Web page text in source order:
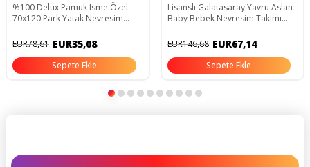
%100 Delux Pamuk Isme Özel
70x120 Park Yatak Nevresim
EUR78,61 EUR35,08
Sepete Ekle
Lisanslı Galatasaray Yavru Aslan
Baby Bebek Nevresim Takımı
EUR146,68 EUR67,14
Sepete Ekle